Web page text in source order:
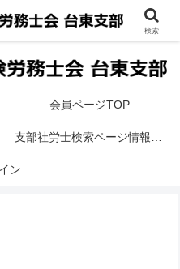
事務所を地区・得意分野で検索が可
す。
会員ページTOP
ン
検索